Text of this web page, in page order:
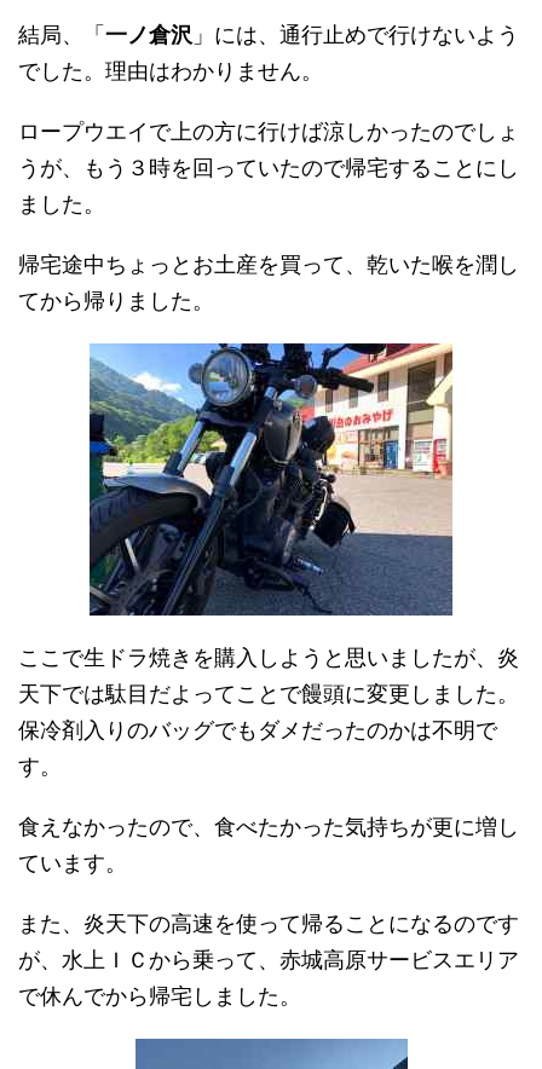
結局、 「 一ノ倉沢 」には、通行止めで行けないよう
でした。 理由はわかりません。
ロープウエイで上の方に行けば涼しかったのでしょ
うが、もう３時を回っていたので帰宅することにし
ました。
帰宅途中ちょっとお土産を買って、乾いた喉を潤し
てから帰りました。
ここで生ドラ焼きを購入しようと思いましたが、炎
天下では駄目だよってことで饅頭に変更しました。
保冷剤入りのバッグでもダメだったのかは不明で
す。
食えなかったので、食べたかった気持ちが更に増し
ています。
また、炎天下の高速を使って帰ることになるのです
が、水上ＩＣから乗って、赤城高原サービスエリア
で休んでから帰宅しました。